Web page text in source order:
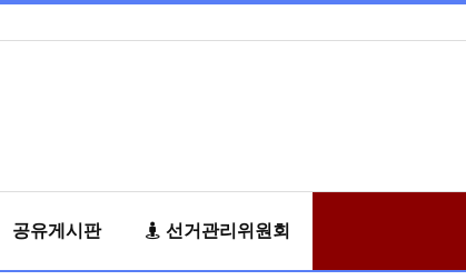
공유게시판 선거관리위원회